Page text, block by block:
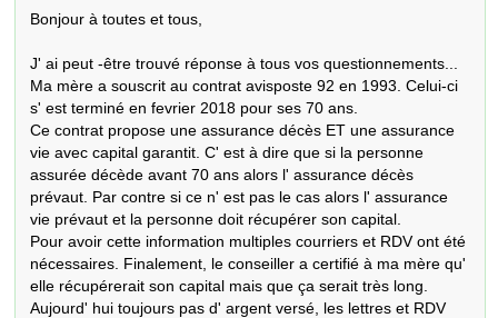
Bonjour à toutes et tous,
J' ai peut -être trouvé réponse à tous vos questionnements...
Ma mère a souscrit au contrat avisposte 92 en 1993. Celui-ci
s' est terminé en fevrier 2018 pour ses 70 ans.
Ce contrat propose une assurance décès ET une assurance
vie avec capital garantit. C' est à dire que si la personne
assurée décède avant 70 ans alors l' assurance décès
prévaut. Par contre si ce n' est pas le cas alors l' assurance
vie prévaut et la personne doit récupérer son capital.
Pour avoir cette information multiples courriers et RDV ont été
nécessaires. Finalement, le conseiller a certifié à ma mère qu'
elle récupérerait son capital mais que ça serait très long.
Aujourd' hui toujours pas d' argent versé, les lettres et RDV